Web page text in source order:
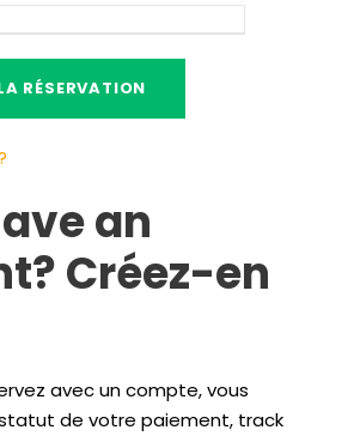
an
? Créez-en
avec un compte, vous
de votre paiement, track